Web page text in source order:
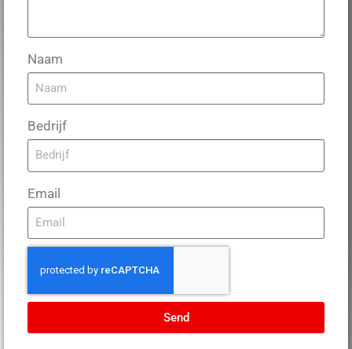
Naam
Bedrijf
Email
Send